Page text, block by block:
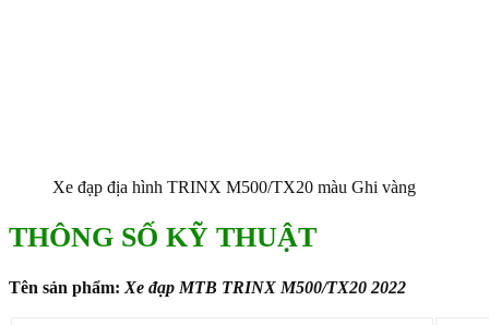
Xe đạp địa hình TRINX M500/TX20 màu Ghi vàng
THÔNG SỐ KỸ THUẬT
Tên sản phẩm: Xe đạp MTB TRINX M500/TX20 2022